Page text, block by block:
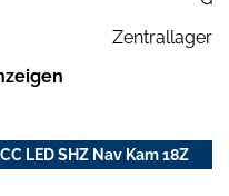
Zentrallager
LED SHZ Nav Kam 18Z